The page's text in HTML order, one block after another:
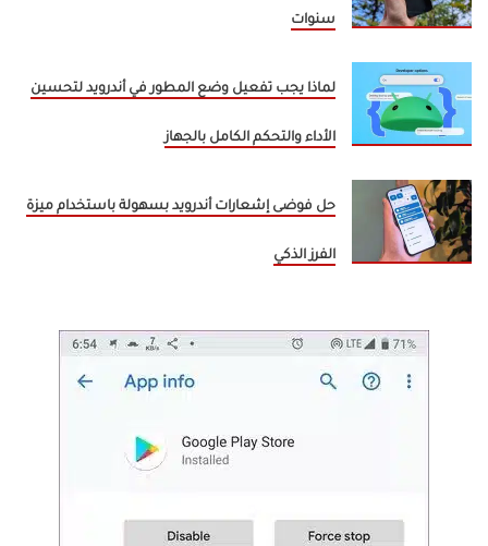
سنوات
لماذا يجب تفعيل وضع المطور في أندرويد لتحسين
الأداء والتحكم الكامل بالجهاز
حل فوضى إشعارات أندرويد بسهولة باستخدام ميزة
الفرز الذكي